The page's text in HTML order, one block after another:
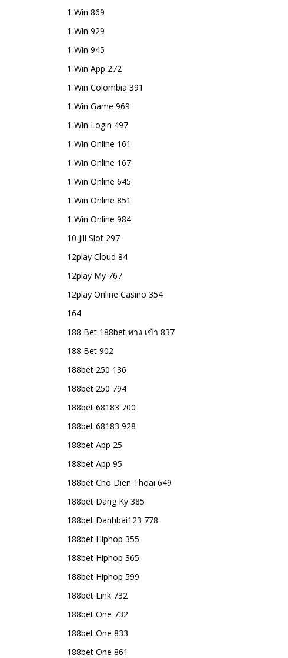
1 Win 869
1 Win 929
1 Win 945
1 Win App 272
1 Win Colombia 391
1 Win Game 969
1 Win Login 497
1 Win Online 161
1 Win Online 167
1 Win Online 645
1 Win Online 851
1 Win Online 984
10 Jili Slot 297
12play Cloud 84
12play My 767
12play Online Casino 354
164
188 Bet 188bet ทาง เข้า 837
188 Bet 902
188bet 250 136
188bet 250 794
188bet 68183 700
188bet 68183 928
188bet App 25
188bet App 95
188bet Cho Dien Thoai 649
188bet Dang Ky 385
188bet Danhbai123 778
188bet Hiphop 355
188bet Hiphop 365
188bet Hiphop 599
188bet Link 732
188bet One 732
188bet One 833
188bet One 861